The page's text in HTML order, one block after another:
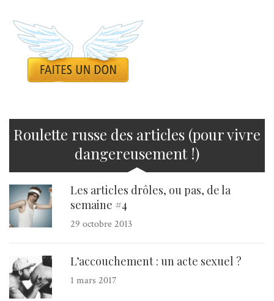
Roulette russe des articles (pour vivre
dangereusement !)
Les articles drôles, ou pas, de la
semaine #4
29 octobre 2013
L’accouchement : un acte sexuel ?
1 mars 2017